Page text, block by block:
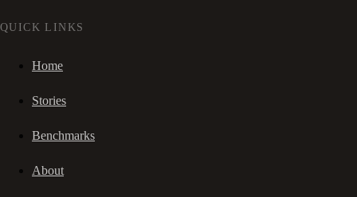
QUICK LINKS
Home
Stories
Benchmarks
About